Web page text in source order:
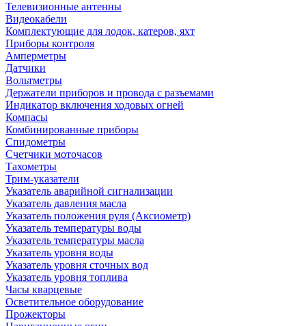
Телевизионные антенны
Видеокабели
Комплектующие для лодок, катеров, яхт
Приборы контроля
Амперметры
Датчики
Вольтметры
Держатели приборов и провода с разъемами
Индикатор включения ходовых огней
Компасы
Комбинированные приборы
Спидометры
Счетчики моточасов
Тахометры
Трим-указатели
Указатель аварийной сигнализации
Указатель давления масла
Указатель положения руля (Аксиометр)
Указатель температуры воды
Указатель температуры масла
Указатель уровня воды
Указатель уровня сточных вод
Указатель уровня топлива
Часы кварцевые
Осветительное оборудование
Прожекторы